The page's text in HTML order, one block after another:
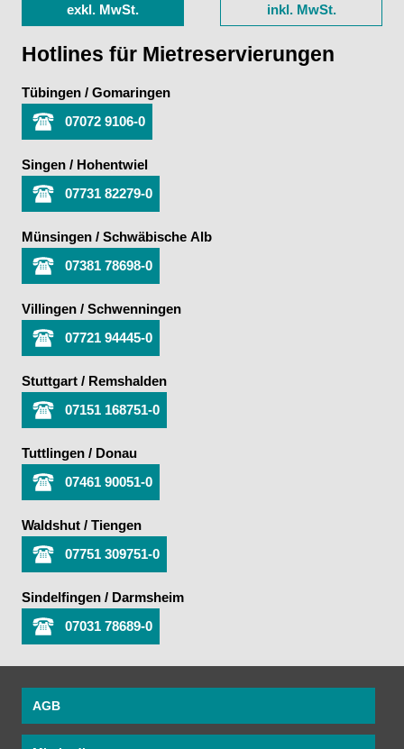
exkl. MwSt. inkl. MwSt.
Hotlines für Mietreservierungen
Tübingen / Gomaringen
07072 9106-0
Singen / Hohentwiel
07731 82279-0
Münsingen / Schwäbische Alb
07381 78698-0
Villingen / Schwenningen
07721 94445-0
Stuttgart / Remshalden
07151 168751-0
Tuttlingen / Donau
07461 90051-0
Waldshut / Tiengen
07751 309751-0
Sindelfingen / Darmsheim
07031 78689-0
AGB